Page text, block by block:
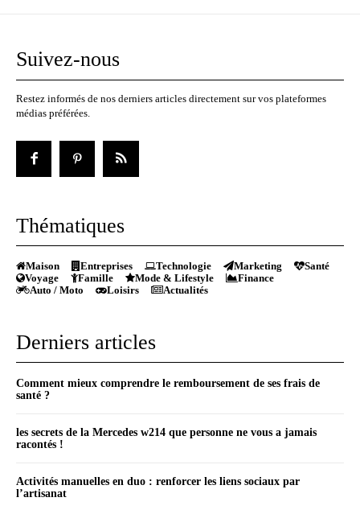
Suivez-nous
Restez informés de nos derniers articles directement sur vos plateformes
médias préférées.
Thématiques
Maison Entreprises Technologie Marketing
Santé
Voyage
Famille Mode & Lifestyle
Finance
Auto / Moto
Loisirs Actualités
Derniers articles
Comment mieux comprendre le remboursement de ses frais de
santé ?
les secrets de la Mercedes w214 que personne ne vous a jamais
racontés !
Activités manuelles en duo : renforcer les liens sociaux par
l’artisanat